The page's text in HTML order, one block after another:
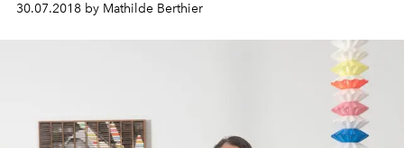
30.07.2018 by Mathilde Berthier